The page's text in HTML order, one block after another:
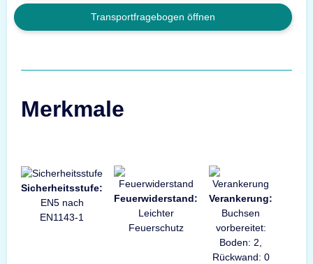
Transportfragebogen öffnen
Merkmale
Sicherheitsstufe:
EN5 nach
EN1143-1
Feuerwiderstand:
Leichter
Feuerschutz
Verankerung:
Buchsen
vorbereitet:
Boden: 2,
Rückwand: 0